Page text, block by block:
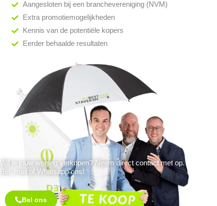
Aangesloten bij een branchevereniging (NVM)
Extra promotiemogelijkheden
Kennis van de potentiële kopers
Eerder behaalde resultaten
Wil je jouw woning verkopen? Neem direct contact met op.
Bel, mail of Whatsapp ons!
Bel ons